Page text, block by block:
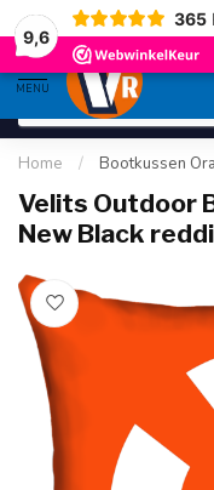
9,6
365
deskundig advies
MENU
Home / Bootkussen
Velits Outdoor
New Black